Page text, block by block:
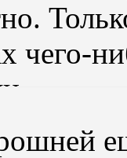
чего-